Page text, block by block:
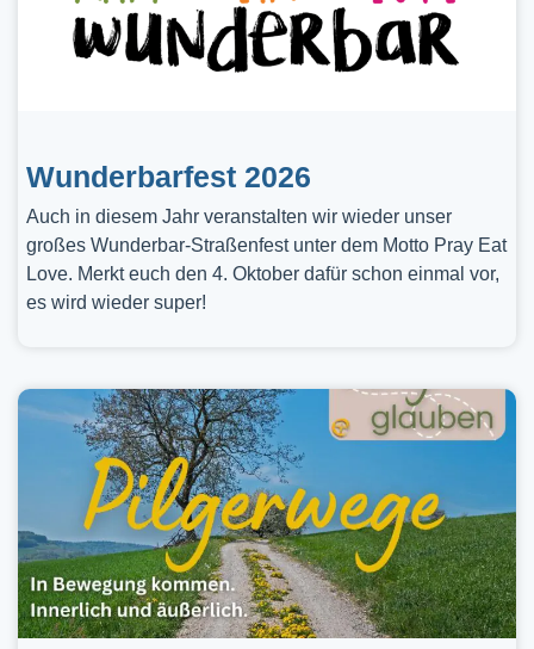
Wunderbarfest 2026
Auch in diesem Jahr veranstalten wir wieder unser
großes Wunderbar-Straßenfest unter dem Motto Pray Eat
Love. Merkt euch den 4. Oktober dafür schon einmal vor,
es wird wieder super!